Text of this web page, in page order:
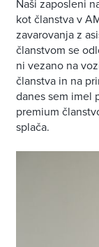
Naši zaposleni
kot članstva v
zavarovanja z
članstvom se
ni vezano na
članstva in na
danes sem imel
premium
splača.